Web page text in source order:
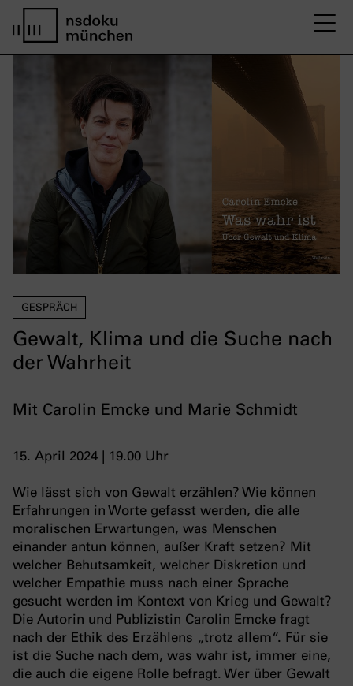
GESPRÄCH
Gewalt, Klima und die Suche nach
der Wahrheit
Mit Carolin Emcke und Marie Schmidt
15. April 2024 | 19.00 Uhr
Wie lässt sich von Gewalt erzählen? Wie können
Erfahrungen in Worte gefasst werden, die alle
moralischen Erwartungen, was Menschen
einander antun können, außer Kraft setzen? Mit
welcher Behutsamkeit, welcher Diskretion und
welcher Empathie muss nach einer Sprache
gesucht werden im Kontext von Krieg und Gewalt?
Die Autorin und Publizistin Carolin Emcke fragt
nach der Ethik des Erzählens „trotz allem“. Für sie
ist die Suche nach dem, was wahr ist, immer eine,
die auch die eigene Rolle befragt. Wer über Gewalt